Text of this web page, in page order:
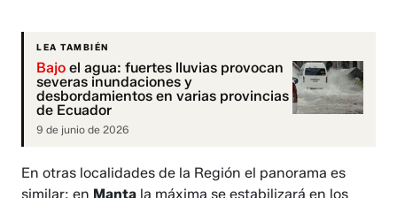
LEA TAMBIÉN
Bajo el agua: fuertes lluvias provocan
severas inundaciones y
desbordamientos en varias provincias
de Ecuador
9 de junio de 2026
En otras localidades de la Región el panorama es
similar: en Manta la máxima se estabilizará en los